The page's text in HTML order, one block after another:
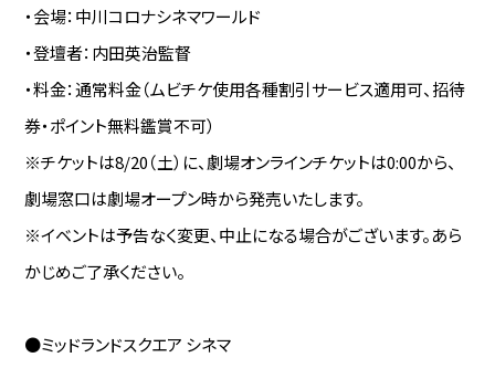
・会場：中川コロナシネマワールド
・登壇者：内田英治監督
・料金：通常料金（ムビチケ使用各種割引サービス適用可、招待
券・ポイント無料鑑賞不可）
※チケットは8/20（土）に、劇場オンラインチケットは0:00から、
劇場窓口は劇場オープン時から発売いたします。
※イベントは予告なく変更、中止になる場合がございます。あら
かじめご了承ください。
●ミッドランドスクエア シネマ